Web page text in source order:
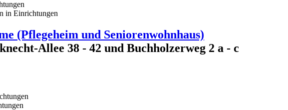
in Einrichtungen
(Pflegeheim und Seniorenwohnhaus)
Allee 38 - 42 und Buchholzerweg 2 a - c